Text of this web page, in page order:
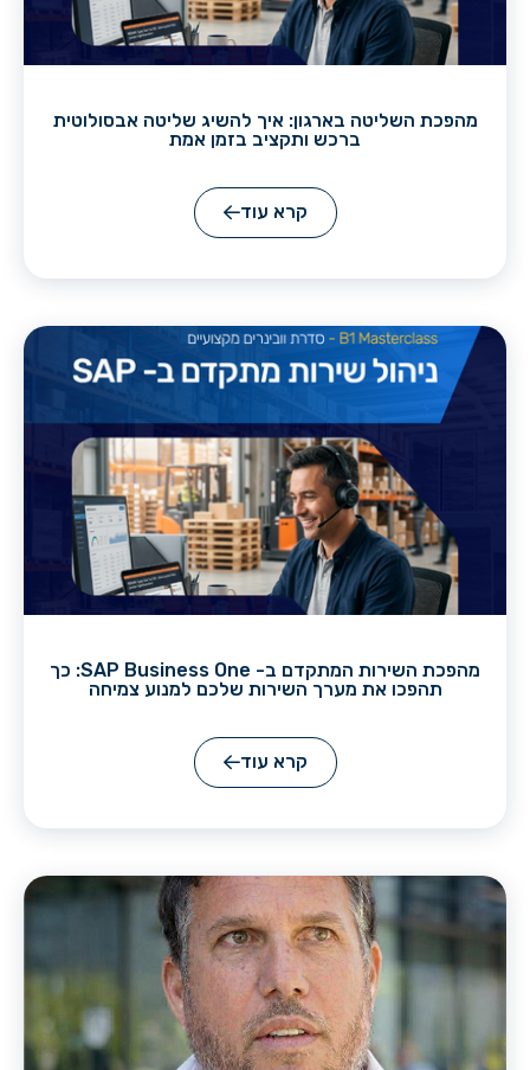
מהפכת השליטה בארגון: איך להשיג שליטה אבסולוטית
ברכש ותקציב בזמן אמת
קרא עוד
מהפכת השירות המתקדם ב- SAP Business One: כך
תהפכו את מערך השירות שלכם למנוע צמיחה
קרא עוד